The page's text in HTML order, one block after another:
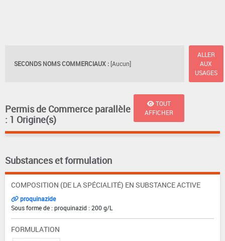
SECONDS NOMS COMMERCIAUX : [Aucun]
ALLER
AUX
USAGES
Permis de Commerce parallèle
: 1 Origine(s)
TOUT
AFFICHER
Substances et formulation
COMPOSITION (DE LA SPÉCIALITÉ) EN SUBSTANCE ACTIVE
proquinazide
Sous forme de : proquinazid : 200 g/L
FORMULATION